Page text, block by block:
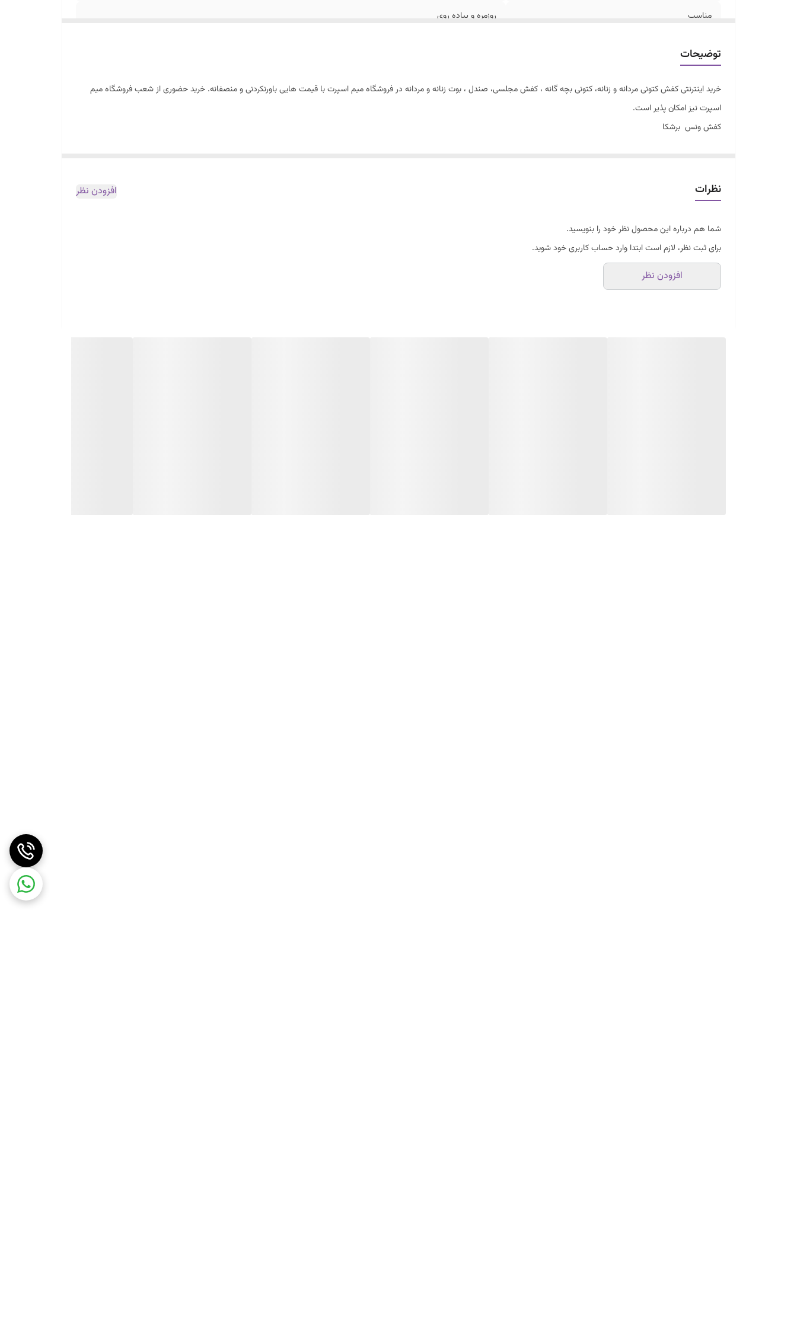
مناسب روزمره و پیاده روی
توضیحات
خرید اینترنتی کفش کتونی مردانه و زنانه، کتونی بچه گانه ، کفش مجلسی، صندل ، بوت زنانه و مردانه در فروشگاه میم اسپرت با قیمت هایی باورنکردنی و منصفانه. خرید حضوری از شعب فروشگاه میم
اسپرت نیز امکان پذیر است.
کفش ونس برشکا
سایزبندی ۳۷ تا ۴۱
نظرات افزودن نظر
شما هم درباره این محصول نظر خود را بنویسید.
برای ثبت نظر، لازم است ابتدا وارد حساب کاربری خود شوید.
افزودن نظر